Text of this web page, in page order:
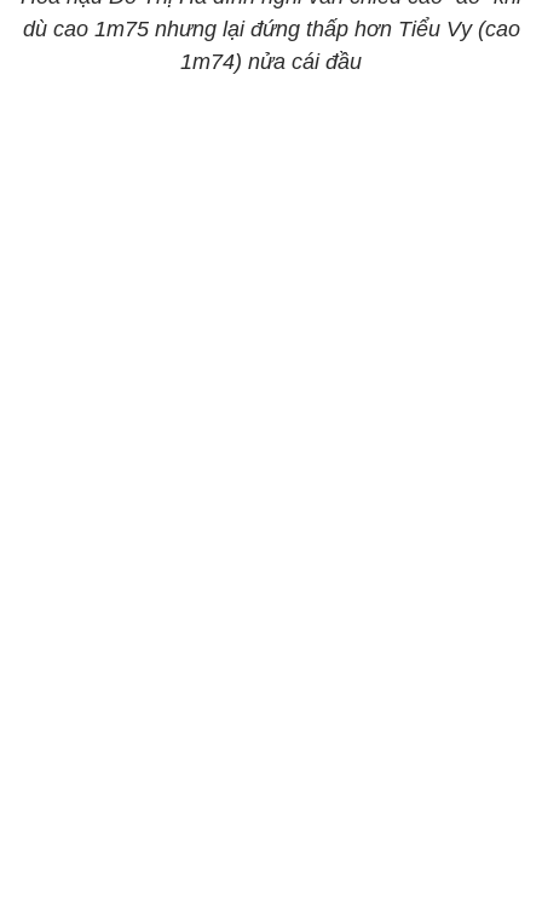
dù cao 1m75 nhưng lại đứng thấp hơn Tiểu Vy (cao
1m74) nửa cái đầu